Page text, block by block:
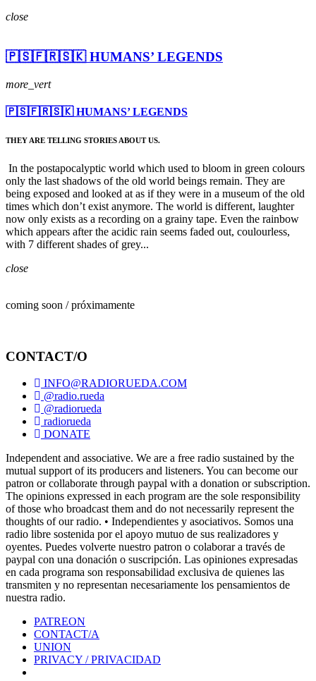
close
🇵🇸🇫🇷🇸🇰 HUMANS’ LEGENDS
more_vert
🇵🇸🇫🇷🇸🇰 HUMANS’ LEGENDS
THEY ARE TELLING STORIES ABOUT US.
In the postapocalyptic world which used to bloom in green colours
only the last shadows of the old world beings remain. They are
being exposed and looked at as if they were in a museum of the old
times which don’t exist anymore. The world is different, laughter
now only exists as a recording on a grainy tape. Even the rainbow
which appears after the acidic rain seems faded out, coulourless,
with 7 different shades of grey...
close
coming soon / próximamente
CONTACT/O
INFO@RADIORUEDA.COM
@radio.rueda
@radiorueda
radiorueda
DONATE
Independent and associative. We are a free radio sustained by the
mutual support of its producers and listeners. You can become our
patron or collaborate through paypal with a donation or subscription.
The opinions expressed in each program are the sole responsibility
of those who broadcast them and do not necessarily represent the
thoughts of our radio. • Independientes y asociativos. Somos una
radio libre sostenida por el apoyo mutuo de sus realizadores y
oyentes. Puedes volverte nuestro patron o colaborar a través de
paypal con una donación o suscripción. Las opiniones expresadas
en cada programa son responsabilidad exclusiva de quienes las
transmiten y no representan necesariamente los pensamientos de
nuestra radio.
PATREON
CONTACT/A
UNION
PRIVACY / PRIVACIDAD